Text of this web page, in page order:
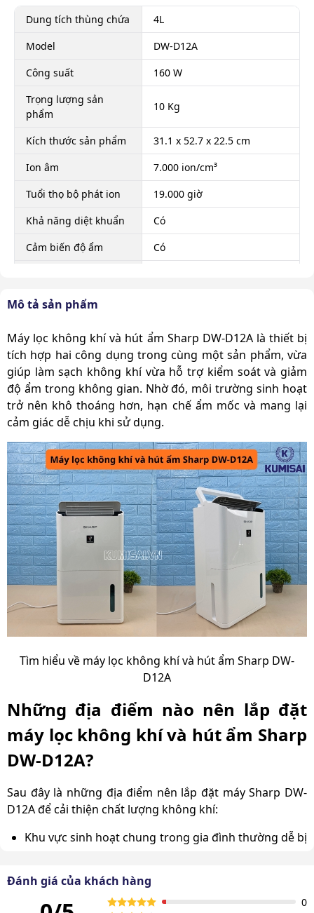
Mô tả sản phẩm
Máy lọc không khí và hút ẩm Sharp DW-D12Alà thiết bị
tích hợp hai công dụng trong cùng một sản phẩm, vừa
giúp làm sạch không khí vừa hỗ trợ kiểm soát và giảm
độ ẩm trong không gian. Nhờ đó, môi trường sinh hoạt
trở nên khô thoáng hơn, hạn chế ẩm mốc và mang lại
cảm giác dễ chịu khi sử dụng.
Tìm hiểu về máy lọc không khí và hút ẩm Sharp DW-
D12A
Những địa điểm nào nên lắp đặt
máy lọc không khí và hút ẩm Sharp
DW-D12A?
Sau đây là những địa điểm nên lắp đặt máy Sharp DW-
D12A để cải thiện chất lượng không khí:
Khu vực sinh hoạt chung trong gia đình thường dễ bị
thông thoáng.
Không gian nghỉ ngơi như phòng ngủ cần sự yên
Dung tích thùng chứa
4L
Model
DW-D12A
Công suất
160 W
Trọng lượng sản
phẩm
10 Kg
Kích thước sản phẩm
31.1 x 52.7 x 22.5 cm
Ion âm
7.000 ion/cm³
Tuổi thọ bộ phát ion
19.000 giờ
Khả năng diệt khuẩn
Có
Cảm biến độ ẩm
Có
Chế độ hoạt động
Chiều dài dây nguồn
2m
Bánh xe di chuyển
Có
Chế độ hẹn giờ
Có
Diện tích sử dụng
25 m²
Màu sắc
Trắng
Công suất hút ẩm
12L/ngày
Loại máy nén
Có máy nén
Môi chất
HFC-134a
Nguồn điện
220V
Xuất xứ
Chính hãng
Đánh giá của khách hàng
0